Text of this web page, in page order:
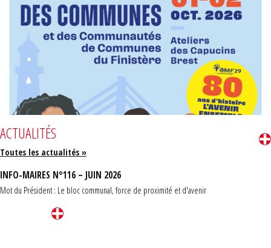
ACTUALITÉS
Toutes les actualités »
INFO-MAIRES N°116 – JUIN 2026
Mot du Président : Le bloc communal, force de proximité et d'avenir